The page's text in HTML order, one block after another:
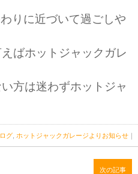
りに近づいて過ごしや
ばホットジャックガレ
方は迷わずホットジャ
グ ホットジャックガレージよりお知らせ ｜
次の記事